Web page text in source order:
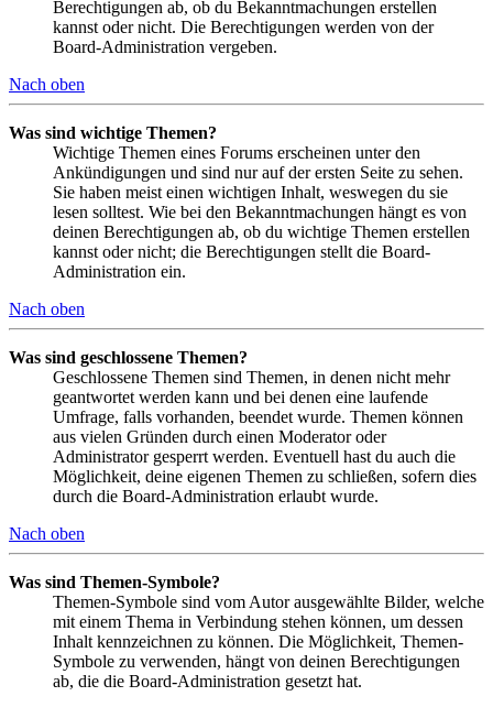
Berechtigungen ab, ob du Bekanntmachungen erstellen
kannst oder nicht. Die Berechtigungen werden von der
Board-Administration vergeben.
Nach oben
Was sind wichtige Themen?
Wichtige Themen eines Forums erscheinen unter den
Ankündigungen und sind nur auf der ersten Seite zu sehen.
Sie haben meist einen wichtigen Inhalt, weswegen du sie
lesen solltest. Wie bei den Bekanntmachungen hängt es von
deinen Berechtigungen ab, ob du wichtige Themen erstellen
kannst oder nicht; die Berechtigungen stellt die Board-
Administration ein.
Nach oben
Was sind geschlossene Themen?
Geschlossene Themen sind Themen, in denen nicht mehr
geantwortet werden kann und bei denen eine laufende
Umfrage, falls vorhanden, beendet wurde. Themen können
aus vielen Gründen durch einen Moderator oder
Administrator gesperrt werden. Eventuell hast du auch die
Möglichkeit, deine eigenen Themen zu schließen, sofern dies
durch die Board-Administration erlaubt wurde.
Nach oben
Was sind Themen-Symbole?
Themen-Symbole sind vom Autor ausgewählte Bilder, welche
mit einem Thema in Verbindung stehen können, um dessen
Inhalt kennzeichnen zu können. Die Möglichkeit, Themen-
Symbole zu verwenden, hängt von deinen Berechtigungen
ab, die die Board-Administration gesetzt hat.